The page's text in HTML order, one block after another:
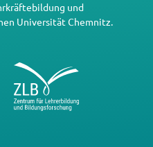
und
Universität Chemnitz.